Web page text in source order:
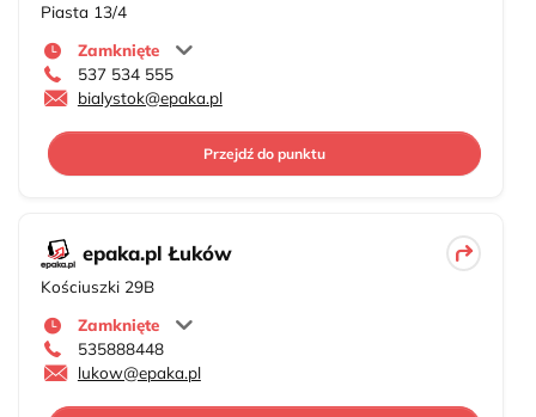
Piasta 13/4
Zamknięte
537 534 555
bialystok@epaka.pl
Przejdź do punktu
epaka.pl Łuków
Kościuszki 29B
Zamknięte
535888448
lukow@epaka.pl